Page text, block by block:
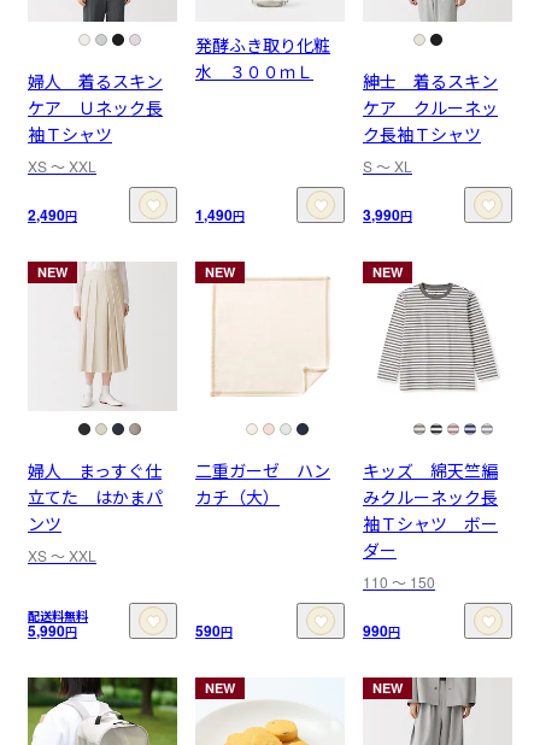
婦人 着るスキン
ケア Ｕネック長
袖Ｔシャツ
XS 〜 XXL
2,490円
発酵ふき取り化粧
水 ３００ｍＬ
1,490円
紳士 着るスキン
ケア クルーネッ
ク長袖Ｔシャツ
S 〜 XL
3,990円
NEW
婦人 まっすぐ仕
立てた はかまパ
ンツ
XS 〜 XXL
配送料無料
5,990円
NEW
二重ガーゼ ハン
カチ（大）
590円
NEW
キッズ 綿天竺編
みクルーネック長
袖Ｔシャツ ボー
ダー
110 〜 150
990円
NEW NEW